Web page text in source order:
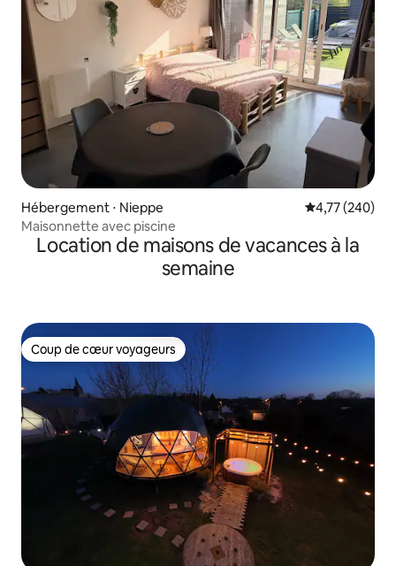
Hébergement ⋅ Nieppe Évaluation
4,77 (240)
Maisonnette avec piscine
Location de maisons de vacances à la
semaine
Coup de cœur voyageurs
Coup de cœur voyageurs